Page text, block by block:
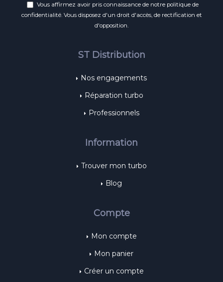
Vous affirmez avoir pris connaissance de notre politique de
confidentialité. Vous disposez d'un droit d'accès, de rectification et
d'opposition.
ST Distribution
Nos engagements
Réparation turbo
Professionnels
Information
Trouver mon turbo
Blog
Compte
Mon compte
Mon panier
Créer un compte